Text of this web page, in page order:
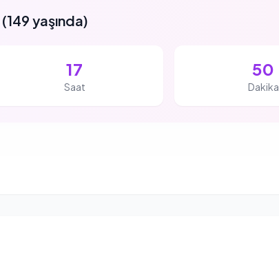
(149 yaşında)
17
Saat
50
Dakika